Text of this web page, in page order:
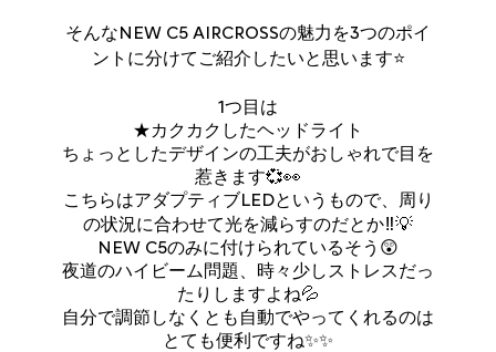
そんなNEW C5 AIRCROSSの魅力を3つのポイ
ントに分けてご紹介したいと思います⭐
1つ目は
★カクカクしたヘッドライト
ちょっとしたデザインの工夫がおしゃれで目を
惹きます💞👀
こちらはアダプティブLEDというもので、周り
の状況に合わせて光を減らすのだとか‼💡
NEW C5のみに付けられているそう😲
夜道のハイビーム問題、時々少しストレスだっ
たりしますよね💦
自分で調節しなくとも自動でやってくれるのは
とても便利ですね✨✨